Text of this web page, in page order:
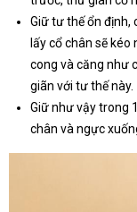
Giữ tư thế ổn định,
lấy cổ chân sẽ
cong và căng như
giãn với tư thế này.
Giữ như vậy trong
chân và ngực